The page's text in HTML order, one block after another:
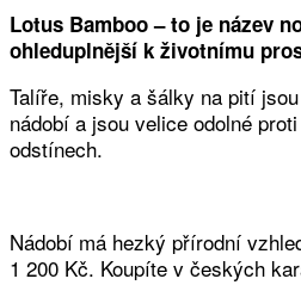
Lotus Bamboo – to je název
ohleduplnější k životnímu
Talíře, misky a šálky na pití
nádobí a jsou velice odolné
odstínech.
Nádobí má hezký přírodní
1 200 Kč. Koupíte v českých